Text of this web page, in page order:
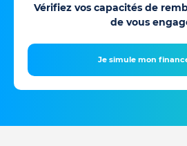
Vérifiez vos capacités de
de vous
Je simule mon